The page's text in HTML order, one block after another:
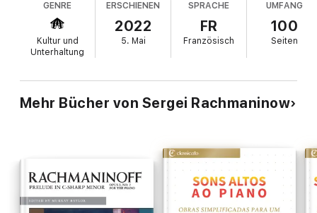
et la musique européenne, ce quest un beau jeu de piano et la
façon dy parvenir, limportance de la technique, larrivée du
disque, et lexpérience particulière dêtre linterprète de sa
propre musique.
GENRE
Kultur und
Unterhaltung
ERSCHIENEN
2022
5. Mai
SPRACHE
FR
Französisch
UMFANG
100
Seiten
Mehr Bücher von Sergei Rachmaninow